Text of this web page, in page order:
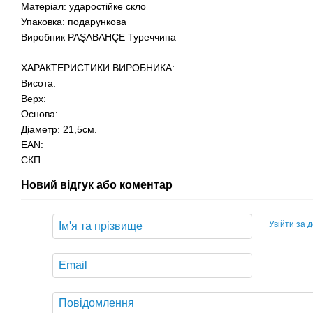
Матеріал: ударостійке скло
Упаковка: подарункова
Виробник PAŞABAHÇE Туреччина
ХАРАКТЕРИСТИКИ ВИРОБНИКА:
Висота:
Верх:
Основа:
Діаметр: 21,5см.
EAN:
СКП:
Новий відгук або коментар
Увійти за